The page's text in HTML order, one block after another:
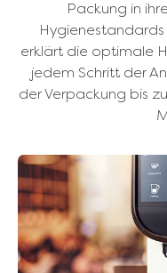
Packung in
erklärt die optimale
jedem Schritt der
der Verpackung bis